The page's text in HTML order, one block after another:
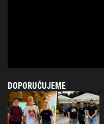
DOPORUČUJEME